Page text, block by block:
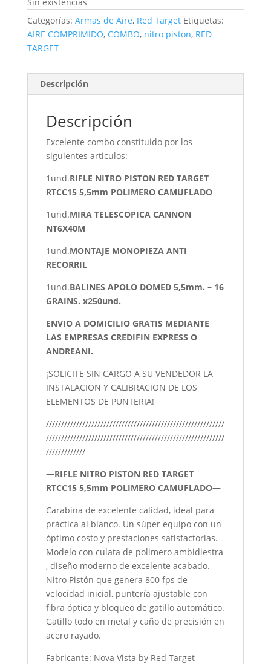
Categorías: Armas de Aire, Red Target Etiquetas:
AIRE COMPRIMIDO, COMBO, nitro piston, RED
TARGET
Descripción
Descripción
Excelente combo constituido por los
siguientes articulos:
1und.RIFLE NITRO PISTON RED TARGET
RTCC15 5,5mm POLIMERO CAMUFLADO
1und.MIRA TELESCOPICA CANNON
NT6X40M
1und.MONTAJE MONOPIEZA ANTI
RECORRIL
1und.BALINES APOLO DOMED 5,5mm. – 16
GRAINS. x250und.
ENVIO A DOMICILIO GRATIS MEDIANTE
LAS EMPRESAS CREDIFIN EXPRESS O
ANDREANI.
¡SOLICITE SIN CARGO A SU VENDEDOR LA
INSTALACION Y CALIBRACION DE LOS
ELEMENTOS DE PUNTERIA!
///////////////////////////////////////////////////////////
///////////////////////////////////////////////////////////
/////////////
—RIFLE NITRO PISTON RED TARGET
RTCC15 5,5mm POLIMERO CAMUFLADO—
Carabina de excelente calidad, ideal para
práctica al blanco. Un súper equipo con un
óptimo costo y prestaciones satisfactorias.
Modelo con culata de polimero ambidiestra
, diseño moderno de excelente acabado.
Nitro Pistón que genera 800 fps de
velocidad inicial, puntería ajustable con
fibra óptica y bloqueo de gatillo automático.
Gatillo todo en metal y caño de precisión en
acero rayado.
Fabricante: Nova Vista by Red Target